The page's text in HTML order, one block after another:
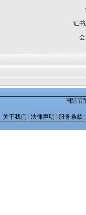
证
国际节
关于我们 法律声明 服务条款